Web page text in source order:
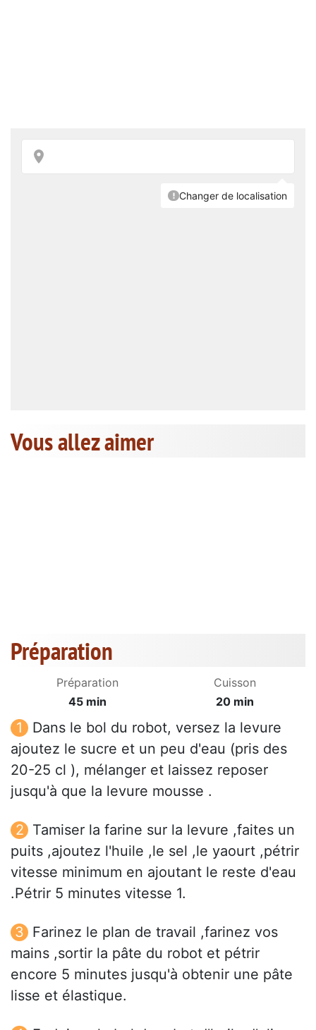
Vous allez aimer
Préparation
Préparation
45 min
Cuisson
20 min
Dans le bol du robot, versez la levure
ajoutez le sucre et un peu d'eau (pris des
20-25 cl ), mélanger et laissez reposer
jusqu'à que la levure mousse .
Tamiser la farine sur la levure ,faites un
puits ,ajoutez l'huile ,le sel ,le yaourt ,pétrir
vitesse minimum en ajoutant le reste d'eau
.Pétrir 5 minutes vitesse 1.
Farinez le plan de travail ,farinez vos
mains ,sortir la pâte du robot et pétrir
encore 5 minutes jusqu'à obtenir une pâte
lisse et élastique.